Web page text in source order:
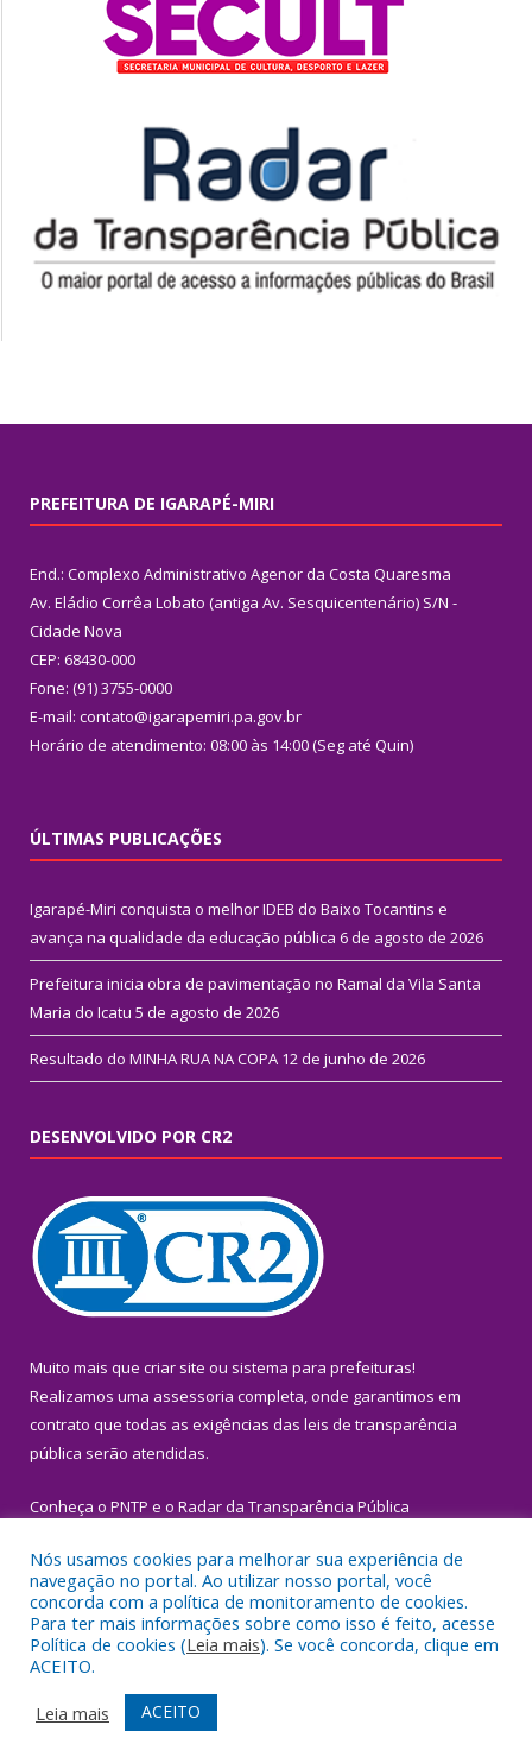
PREFEITURA DE IGARAPÉ-MIRI
End.: Complexo Administrativo Agenor da Costa Quaresma
Av. Eládio Corrêa Lobato (antiga Av. Sesquicentenário) S/N -
Cidade Nova
CEP: 68430-000
Fone: (91) 3755-0000
E-mail: contato@igarapemiri.pa.gov.br
Horário de atendimento: 08:00 às 14:00 (Seg até Quin)
ÚLTIMAS PUBLICAÇÕES
Igarapé-Miri conquista o melhor IDEB do Baixo Tocantins e
avança na qualidade da educação pública 6 de agosto de 2026
Prefeitura inicia obra de pavimentação no Ramal da Vila Santa
Maria do Icatu 5 de agosto de 2026
Resultado do MINHA RUA NA COPA 12 de junho de 2026
DESENVOLVIDO POR CR2
Muito mais que criar site ou sistema para prefeituras!
Realizamos uma assessoria completa, onde garantimos em
contrato que todas as exigências das leis de transparência
pública serão atendidas.
Conheça o PNTP e o Radar da Transparência Pública
Todos os direitos reservados a Prefeitura Municipal de Igarapé-
Miri.
Mapa do Site
Acessar Área Administrativa
Acessar Webmail
Nós usamos cookies para melhorar sua experiência de
navegação no portal. Ao utilizar nosso portal, você
concorda com a política de monitoramento de cookies.
Para ter mais informações sobre como isso é feito, acesse
Política de cookies (Leia mais). Se você concorda, clique em
ACEITO.
Leia mais
ACEITO